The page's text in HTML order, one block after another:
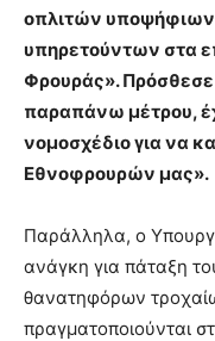
οπλιτών
υπηρετούντων στα
Φρουράς». Πρόσθεσε
παραπάνω μέτρου,
νομοσχέδιο για να
Εθνοφρουρών μας».
Παράλληλα, ο
ανάγκη για πάταξη
θανατηφόρων
πραγματοποιούνται